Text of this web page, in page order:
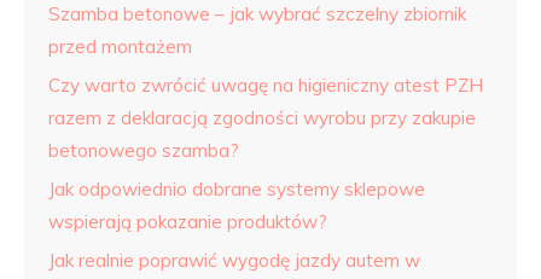
Szamba betonowe – jak wybrać szczelny zbiornik
przed montażem
Czy warto zwrócić uwagę na higieniczny atest PZH
razem z deklaracją zgodności wyrobu przy zakupie
betonowego szamba?
Jak odpowiednio dobrane systemy sklepowe
wspierają pokazanie produktów?
Jak realnie poprawić wygodę jazdy autem w